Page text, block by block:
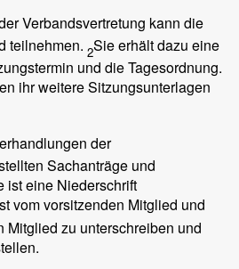
Verbandsvertretung kann die
teilnehmen. 2Sie erhält dazu eine
und die Tagesordnung.
ihr weitere Sitzungsunterlagen
der
Sachanträge und
ist eine Niederschrift
vom vorsitzenden Mitglied und
Mitglied zu unterschreiben und